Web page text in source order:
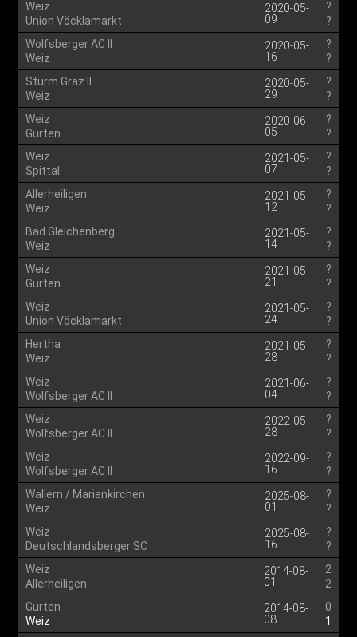
Weiz
Union Vöcklamarkt
2020-05-
09
?
?
Wolfsberger AC II
Weiz
2020-05-
16
?
?
Sturm Graz II
Weiz
2020-05-
29
?
?
Weiz
Gurten
2020-06-
05
?
?
Weiz
Spittal
2021-05-
07
?
?
Allerheiligen
Weiz
2021-05-
12
?
?
Bad Gleichenberg
Weiz
2021-05-
14
?
?
Weiz
Gurten
2021-05-
21
?
?
Weiz
Union Vöcklamarkt
2021-05-
24
?
?
Hertha
Weiz
2021-05-
28
?
?
Weiz
Wolfsberger AC II
2021-06-
04
?
?
Weiz
Wolfsberger AC II
2022-05-
28
?
?
Weiz
Wolfsberger AC II
2022-09-
16
?
?
Wallern / Marienkirchen
Weiz
2025-08-
01
?
?
Weiz
Deutschlandsberger SC
2025-08-
16
?
?
Weiz
Allerheiligen
2014-08-
01
2
2
Gurten
Weiz
2014-08-
08
0
1